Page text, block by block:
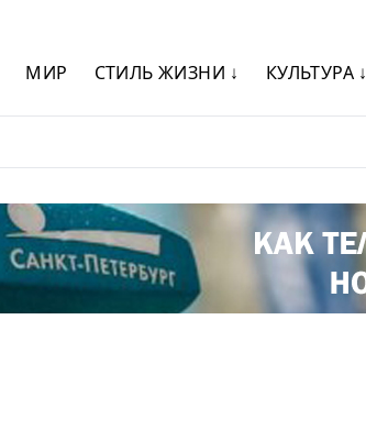
МИР СТИЛЬ ЖИЗНИ ↓ КУЛЬТУРА ↓